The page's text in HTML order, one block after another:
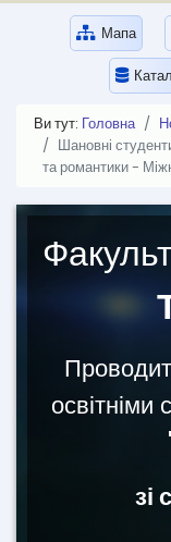
Мапа
Ви тут: Головна
Шановні
та романтики -
освітніми
зі